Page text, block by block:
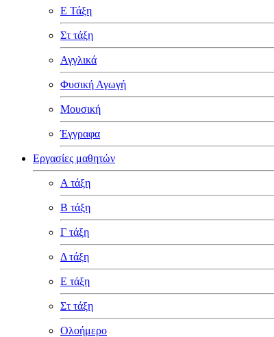
Ε Τάξη
Στ τάξη
Αγγλικά
Φυσική Αγωγή
Μουσική
Έγγραφα
Εργασίες μαθητών
Α τάξη
Β τάξη
Γ τάξη
Δ τάξη
Ε τάξη
Στ τάξη
Ολοήμερο